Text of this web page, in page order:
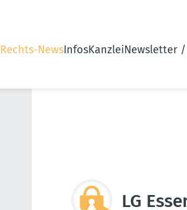
Rechts-NewsInfosKanzleiNewsletter /
LG